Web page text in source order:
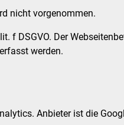
nicht vorgenommen.
f DSGVO. Der
werden.
Anbieter ist die